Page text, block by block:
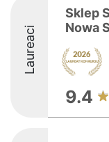
Laureaci
Sklep
Nowa
9.4